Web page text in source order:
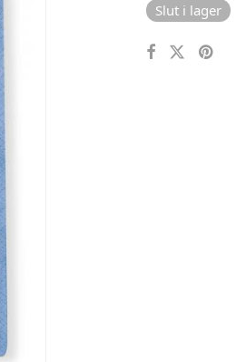
Slut i lager